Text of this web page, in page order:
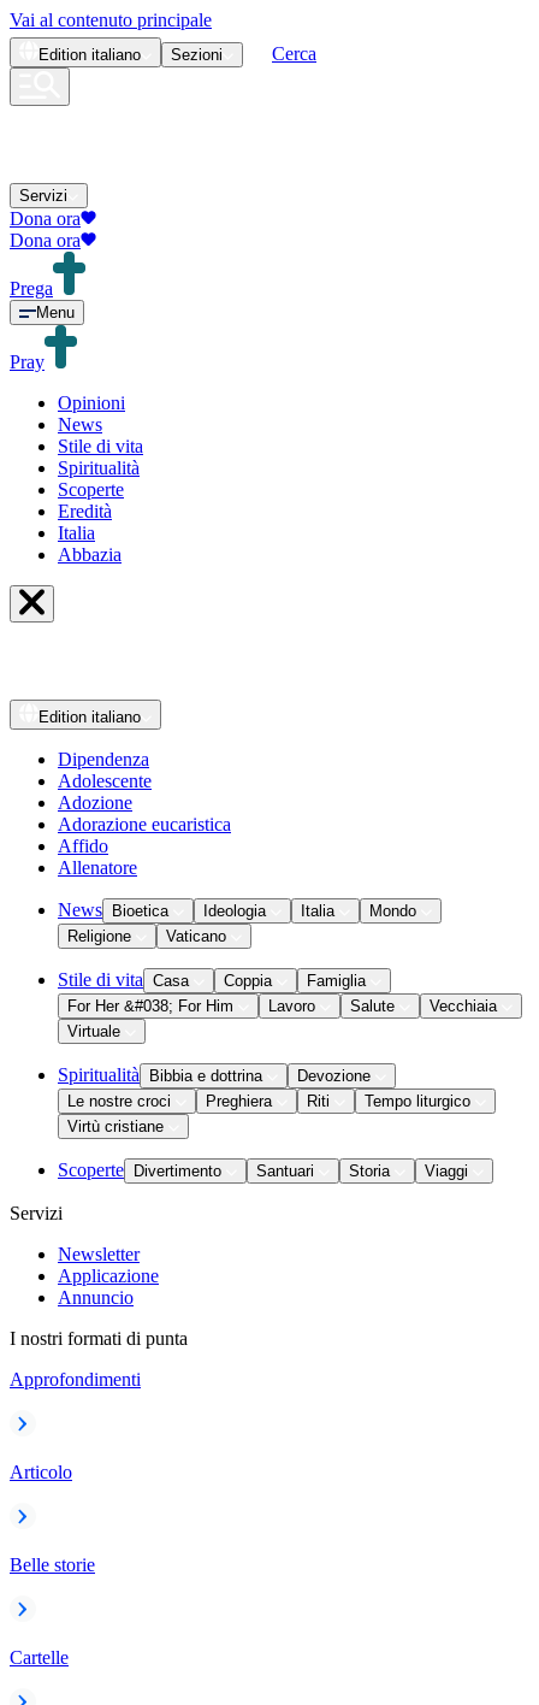
Vai al contenuto principale
Edition italiano Sezioni Cerca
Servizi
Dona ora
Dona ora
Prega
Menu
Pray
Opinioni
News
Stile di vita
Spiritualità
Scoperte
Eredità
Italia
Abbazia
Edition italiano
Dipendenza
Adolescente
Adozione
Adorazione eucaristica
Affido
Allenatore
News Bioetica Ideologia Italia
Mondo
Religione
Vaticano
Stile di vita Casa Coppia
Famiglia
For Her &#038; For Him
Lavoro Salute
Vecchiaia
Virtuale
Spiritualità Bibbia e dottrina
Devozione
Le nostre croci
Preghiera Riti
Tempo liturgico
Virtù cristiane
Scoperte Divertimento Santuari Storia Viaggi
Servizi
Newsletter
Applicazione
Annuncio
I nostri formati di punta
Approfondimenti
Articolo
Belle storie
Cartelle